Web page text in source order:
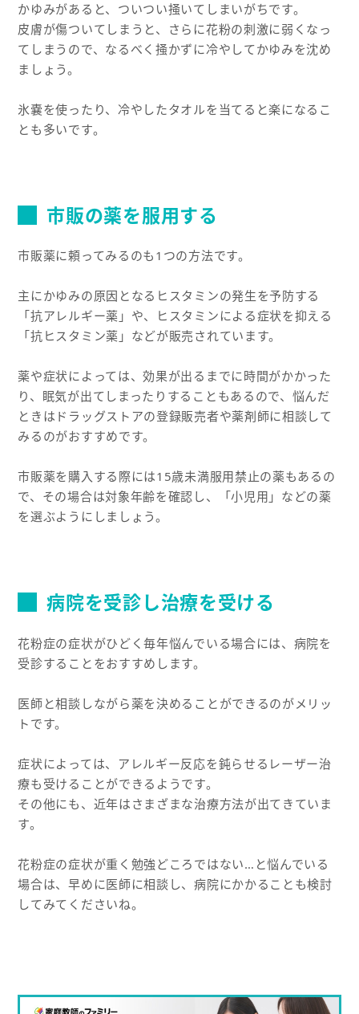
かゆみがあると、ついつい掻いてしまいがちです。
皮膚が傷ついてしまうと、さらに花粉の刺激に弱くなっ
てしまうので、なるべく掻かずに冷やしてかゆみを沈め
ましょう。
氷嚢を使ったり、冷やしたタオルを当てると楽になるこ
とも多いです。
市販の薬を服用する
市販薬に頼ってみるのも1つの方法です。
主にかゆみの原因となるヒスタミンの発生を予防する
「抗アレルギー薬」や、ヒスタミンによる症状を抑える
「抗ヒスタミン薬」などが販売されています。
薬や症状によっては、効果が出るまでに時間がかかった
り、眠気が出てしまったりすることもあるので、悩んだ
ときはドラッグストアの登録販売者や薬剤師に相談して
みるのがおすすめです。
市販薬を購入する際には15歳未満服用禁止の薬もあるの
で、その場合は対象年齢を確認し、「小児用」などの薬
を選ぶようにしましょう。
病院を受診し治療を受ける
花粉症の症状がひどく毎年悩んでいる場合には、病院を
受診することをおすすめします。
医師と相談しながら薬を決めることができるのがメリッ
トです。
症状によっては、アレルギー反応を鈍らせるレーザー治
療も受けることができるようです。
その他にも、近年はさまざまな治療方法が出てきていま
す。
花粉症の症状が重く勉強どころではない…と悩んでいる
場合は、早めに医師に相談し、病院にかかることも検討
してみてくださいね。